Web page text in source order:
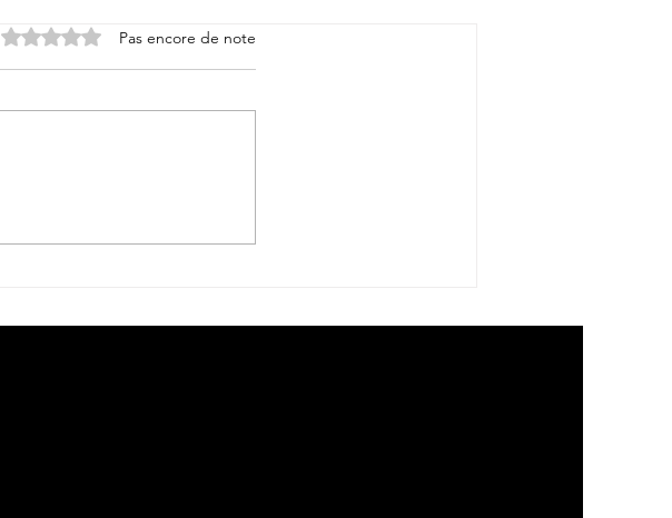
Noté 0 étoile sur 5.Pas encore de note